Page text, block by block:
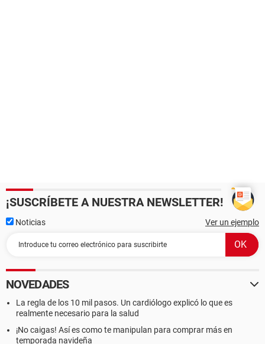
¡SUSCRÍBETE A NUESTRA NEWSLETTER!
Noticias Ver un ejemplo
NOVEDADES
La regla de los 10 mil pasos. Un cardiólogo explicó lo que es
realmente necesario para la salud
¡No caigas! Así es como te manipulan para comprar más en
temporada navideña